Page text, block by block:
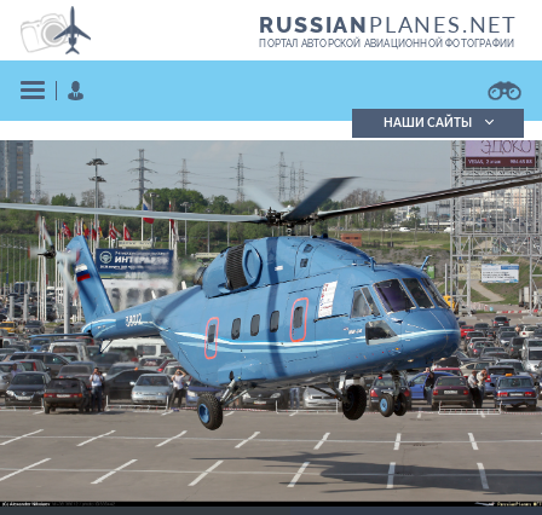
RUSSIANPLANES.NET
ПОРТАЛ АВТОРСКОЙ АВИАЦИОННОЙ ФОТОГРАФИИ
ВОЙТИ
ЗАРЕГИСТРИРОВАТЬСЯ
Поиск фотографий
Поиск в реестре
Кратко
Подробно
НАШИ САЙТЫ